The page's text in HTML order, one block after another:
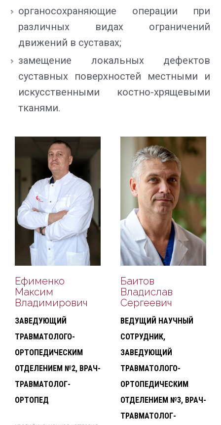
органосохраняющие операции при
различных видах ограничений
движений в суставах;
замещение локальных дефектов
суставных поверхностей местными и
искусственными костно-хрящевыми
тканями.
Ефименко
Максим
Владимирович
ЗАВЕДУЮЩИЙ
ТРАВМАТОЛОГО-
ОРТОПЕДИЧЕСКИМ
ОТДЕЛЕНИЕМ №2, ВРАЧ-
ТРАВМАТОЛОГ-
ОРТОПЕД
Баитов
Владислав
Сергеевич
ВЕДУЩИЙ НАУЧНЫЙ
СОТРУДНИК,
ЗАВЕДУЮЩИЙ
ТРАВМАТОЛОГО-
ОРТОПЕДИЧЕСКИМ
ОТДЕЛЕНИЕМ №3, ВРАЧ-
ТРАВМАТОЛОГ-